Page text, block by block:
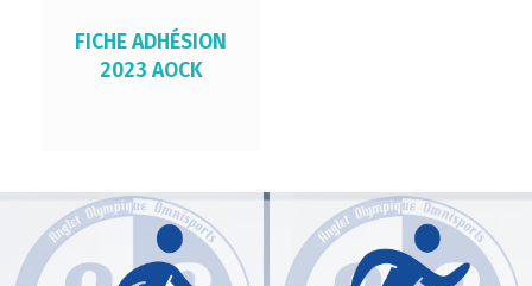
FICHE ADHÉSION
2023 AOCK